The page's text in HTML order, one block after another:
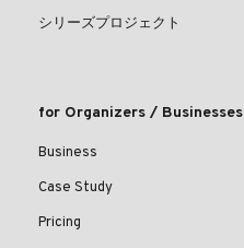
シリーズプロジェクト
for Organizers / Businesses
Business
Case Study
Pricing